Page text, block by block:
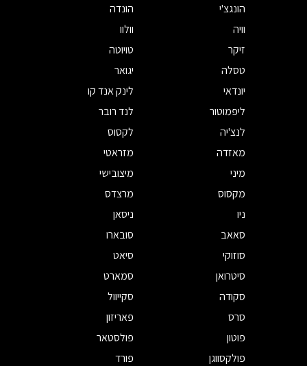
הונגצ'י
הונדה
וויה
וולוו
זיקר
טויוטה
טסלה
יגואר
יונדאי
לינק אנד קו
ליפמוטור
לנד רובר
לנצ'יה
לקסוס
מאזדה
מזראטי
מיני
מיצובישי
מקסוס
מרצדס
ניו
ניסאן
סאאב
סובארו
סוזוקי
סיאט
סיטרואן
סמארט
סקודה
סקייוול
סרס
פאריזון
פוטון
פולסטאר
פולקסווגן
פורד